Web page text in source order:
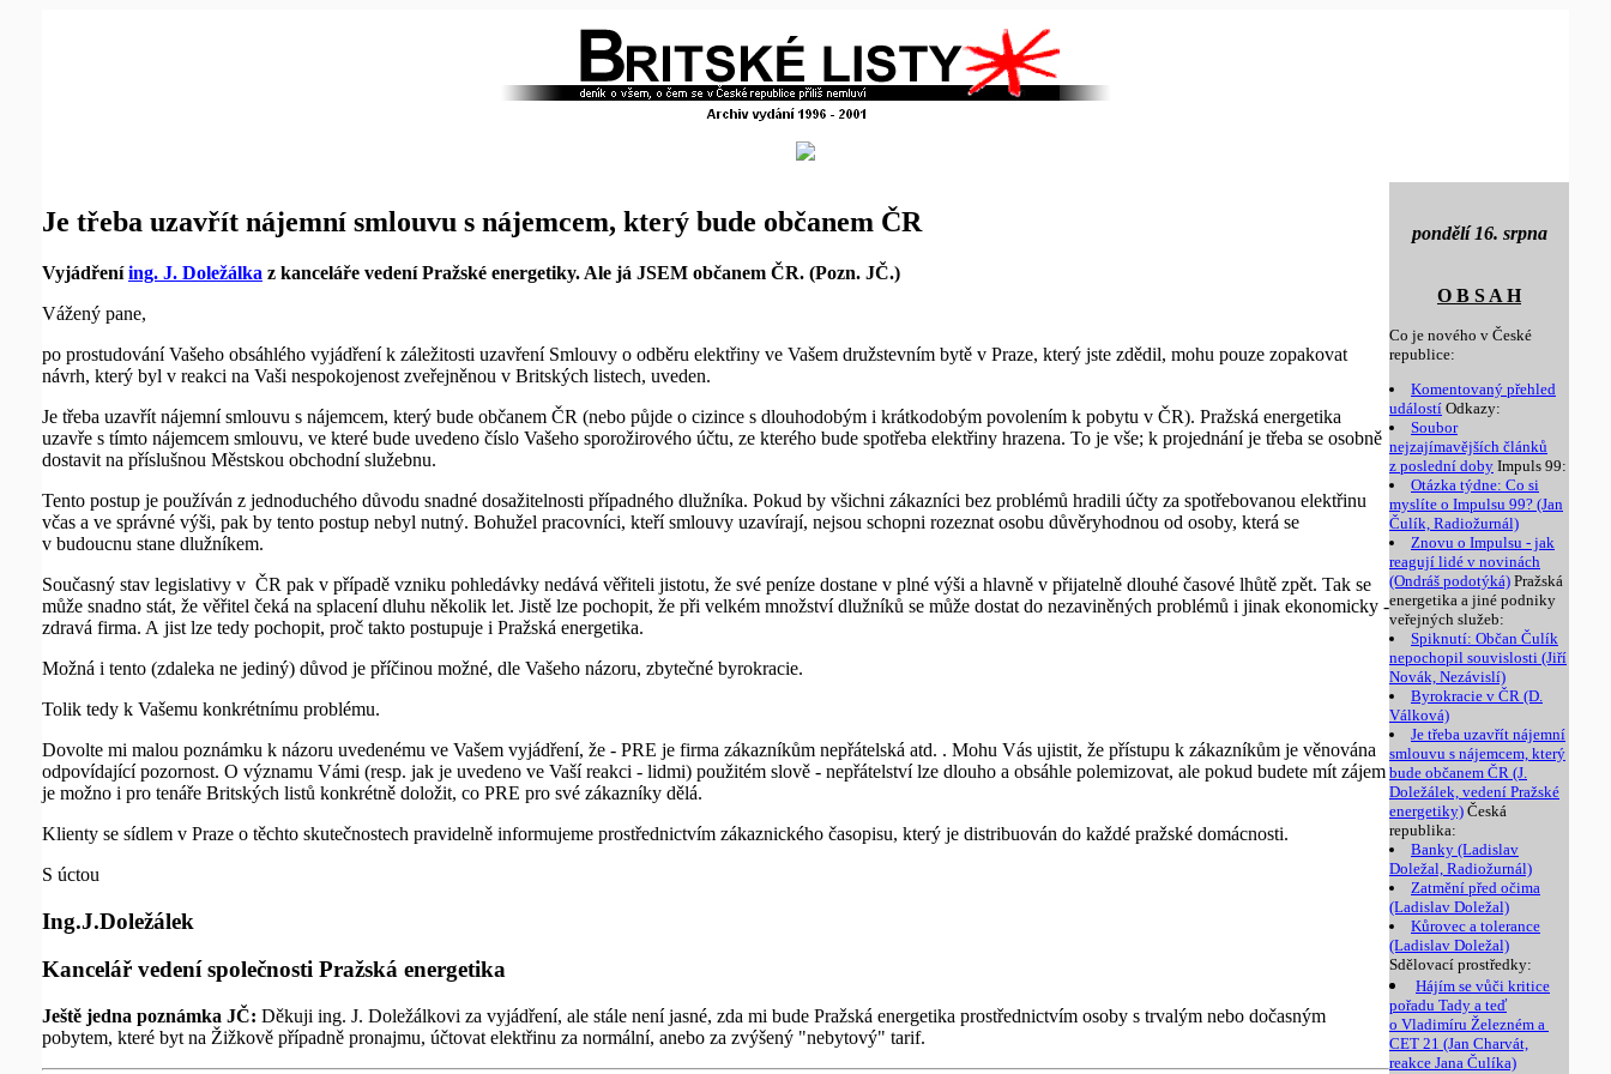
pondělí 16. srpna
O B S A H
Co je nového v České
republice:
Komentovaný přehled
událostí Odkazy:
Soubor
nejzajímavějších článků
z poslední doby Impuls 99:
Otázka týdne: Co si
myslíte o Impulsu 99? (Jan
Čulík, Radiožurnál)
Znovu o Impulsu - jak
reagují lidé v novinách
(Ondráš podotýká) Pražská
energetika a jiné podniky
veřejných služeb:
Spiknutí: Občan Čulík
nepochopil souvislosti (Jiří
Novák, Nezávislí)
Byrokracie v ČR (D.
Válková)
Je třeba uzavřít nájemní
smlouvu s nájemcem, který
bude občanem ČR (J.
Doležálek, vedení Pražské
energetiky) Česká
republika:
Banky (Ladislav
Doležal, Radiožurnál)
Zatmění před očima
(Ladislav Doležal)
Kůrovec a tolerance
(Ladislav Doležal)
Sdělovací prostředky:
Hájím se vůči kritice
pořadu Tady a teď
o Vladimíru Železném a
CET 21 (Jan Charvát,
reakce Jana Čulíka)
Je třeba uzavřít nájemní smlouvu s nájemcem, který bude občanem ČR
Vyjádřeníing. J. Doležálka z kanceláře vedení Pražské energetiky. Ale já JSEM občanem ČR. (Pozn. JČ.)
Vážený pane,
po prostudování Vašeho obsáhlého vyjádření k záležitosti uzavření Smlouvy o odběru elektřiny ve Vašem družstevním bytě v Praze, který jste zdědil, mohu pouze zopakovat
návrh, který byl v reakci na Vaši nespokojenost zveřejněnou v Britských listech, uveden.
Je třeba uzavřít nájemní smlouvu s nájemcem, který bude občanem ČR (nebo půjde o cizince s dlouhodobým i krátkodobým povolením k pobytu v ČR). Pražská energetika
uzavře s tímto nájemcem smlouvu, ve které bude uvedeno číslo Vašeho sporožirového účtu, ze kterého bude spotřeba elektřiny hrazena. To je vše; k projednání je třeba se osobně
dostavit na příslušnou Městskou obchodní služebnu.
Tento postup je používán z jednoduchého důvodu snadné dosažitelnosti případného dlužníka. Pokud by všichni zákazníci bez problémů hradili účty za spotřebovanou elektřinu
včas a ve správné výši, pak by tento postup nebyl nutný. Bohužel pracovníci, kteří smlouvy uzavírají, nejsou schopni rozeznat osobu důvěryhodnou od osoby, která se
v budoucnu stane dlužníkem.
Současný stav legislativy v ČR pak v případě vzniku pohledávky nedává věřiteli jistotu, že své peníze dostane v plné výši a hlavně v přijatelně dlouhé časové lhůtě zpět. Tak se
může snadno stát, že věřitel čeká na splacení dluhu několik let. Jistě lze pochopit, že při velkém množství dlužníků se může dostat do nezaviněných problémů i jinak ekonomicky -
zdravá firma. A jist lze tedy pochopit, proč takto postupuje i Pražská energetika.
Možná i tento (zdaleka ne jediný) důvod je příčinou možné, dle Vašeho názoru, zbytečné byrokracie.
Tolik tedy k Vašemu konkrétnímu problému.
Dovolte mi malou poznámku k názoru uvedenému ve Vašem vyjádření, že - PRE je firma zákazníkům nepřátelská atd. . Mohu Vás ujistit, že přístupu k zákazníkům je věnována
odpovídající pozornost. O významu Vámi (resp. jak je uvedeno ve Vaší reakci - lidmi) použitém slově - nepřátelství lze dlouho a obsáhle polemizovat, ale pokud budete mít zájem
je možno i pro tenáře Britských listů konkrétně doložit, co PRE pro své zákazníky dělá.
Klienty se sídlem v Praze o těchto skutečnostech pravidelně informujeme prostřednictvím zákaznického časopisu, který je distribuován do každé pražské domácnosti.
S úctou
Ing.J.Doležálek
Kancelář vedení společnosti Pražská energetika
Ještě jedna poznámka JČ: Děkuji ing. J. Doležálkovi za vyjádření, ale stále není jasné, zda mi bude Pražská energetika prostřednictvím osoby s trvalým nebo dočasným
pobytem, které byt na Žižkově případně pronajmu, účtovat elektřinu za normální, anebo za zvýšený "nebytový" tarif.